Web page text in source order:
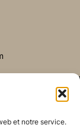
et notre service.